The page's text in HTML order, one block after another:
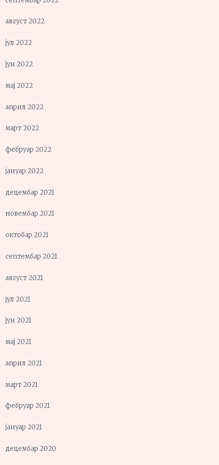
август 2022
јул 2022
јун 2022
мај 2022
април 2022
март 2022
фебруар 2022
јануар 2022
децембар 2021
новембар 2021
октобар 2021
септембар 2021
август 2021
јул 2021
јун 2021
мај 2021
април 2021
март 2021
фебруар 2021
јануар 2021
децембар 2020